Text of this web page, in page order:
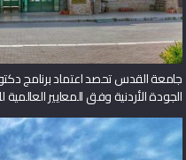
جامعة القدس تحصد اعتماد برنامج
الجودة الأردنية وفق المعايير العالمية